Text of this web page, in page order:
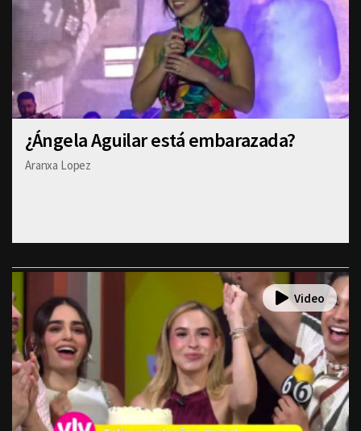
¿Ángela Aguilar está embarazada?
Aranxa Lopez